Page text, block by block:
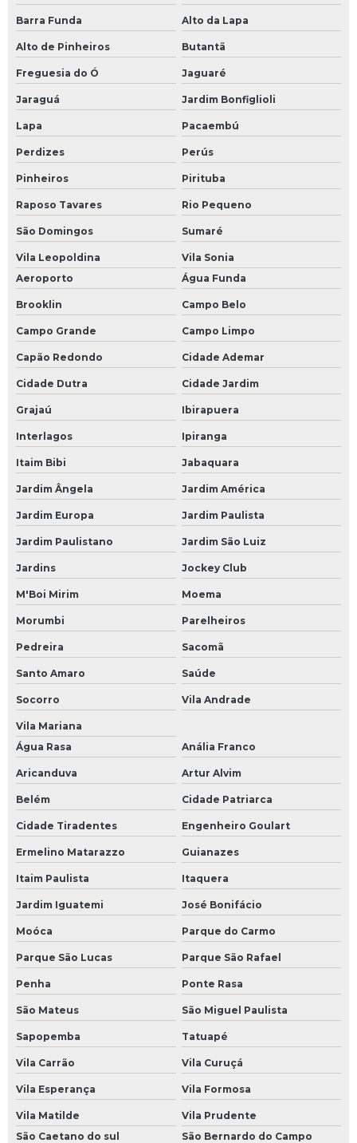
Barra Funda Alto da Lapa
Alto de Pinheiros Butantã
Freguesia do Ó Jaguaré
Jaraguá Jardim Bonfiglioli
Lapa Pacaembú
Perdizes Perús
Pinheiros Pirituba
Raposo Tavares Rio Pequeno
São Domingos Sumaré
Vila Leopoldina
Vila Sonia
Aeroporto
Água Funda
Brooklin Campo Belo
Campo Grande Campo Limpo
Capão Redondo Cidade Ademar
Cidade Dutra Cidade Jardim
Grajaú Ibirapuera
Interlagos Ipiranga
Itaim Bibi Jabaquara
Jardim Ângela Jardim América
Jardim Europa Jardim Paulista
Jardim Paulistano Jardim São Luiz
Jardins Jockey Club
M'Boi Mirim Moema
Morumbi Parelheiros
Pedreira Sacomã
Santo Amaro Saúde
Socorro Vila Andrade
Vila Mariana
Água Rasa
Anália Franco
Aricanduva Artur Alvim
Belém Cidade Patriarca
Cidade Tiradentes Engenheiro Goulart
Ermelino Matarazzo Guianazes
Itaim Paulista Itaquera
Jardim Iguatemi José Bonifácio
Moóca Parque do Carmo
Parque São Lucas Parque São Rafael
Penha Ponte Rasa
São Mateus São Miguel Paulista
Sapopemba Tatuapé
Vila Carrão Vila Curuçá
Vila Esperança Vila Formosa
Vila Matilde
Vila Prudente
São Caetano do sul
São Bernardo do Campo